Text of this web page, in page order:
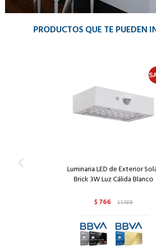
PRODUCTOS QUE TE PUEDEN
Luminaria LED de Exterior
Brick 3W Luz Cálida Blanco
$ 766 $1.188